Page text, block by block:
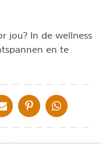
jou? In de wellness
en te
X
DELEN VIA DE MAIL
DELEN OP PINTEREST
DELEN OP